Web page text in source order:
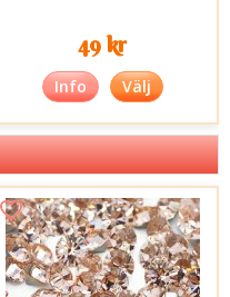
49 kr
Info Välj